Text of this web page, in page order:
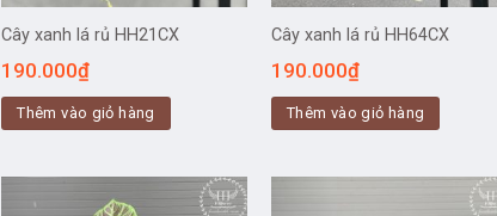
Cây xanh lá rủ HH21CX
190.000₫
Thêm vào giỏ hàng
Cây xanh lá rủ HH64CX
190.000₫
Thêm vào giỏ hàng